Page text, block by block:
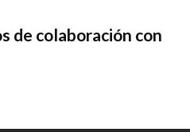
de colaboración con